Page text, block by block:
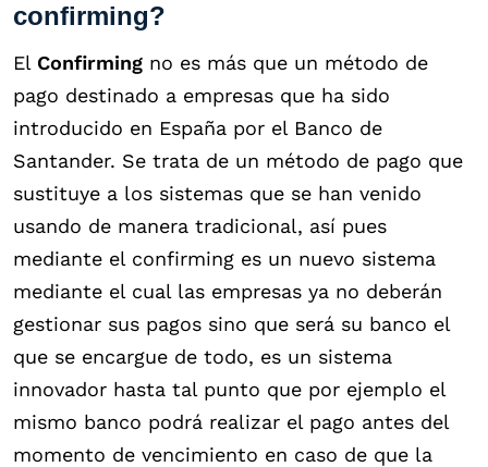
confirming?
El Confirming no es más que un método de
pago destinado a empresas que ha sido
introducido en España por el Banco de
Santander. Se trata de un método de pago que
sustituye a los sistemas que se han venido
usando de manera tradicional, así pues
mediante el confirming es un nuevo sistema
mediante el cual las empresas ya no deberán
gestionar sus pagos sino que será su banco el
que se encargue de todo, es un sistema
innovador hasta tal punto que por ejemplo el
mismo banco podrá realizar el pago antes del
momento de vencimiento en caso de que la